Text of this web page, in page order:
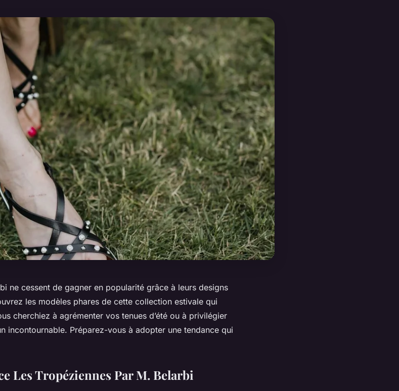
ne cessent de gagner en popularité grâce à leurs designs
les modèles phares de cette collection estivale qui
cherchiez à agrémenter vos tenues d’été ou à privilégier
incontournable. Préparez-vous à adopter une tendance qui
Les Tropéziennes Par M. Belarbi